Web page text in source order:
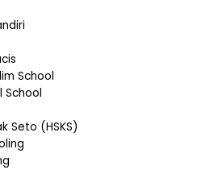
School
School
Seto (HSKS)